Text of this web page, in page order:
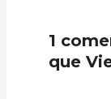
1
que